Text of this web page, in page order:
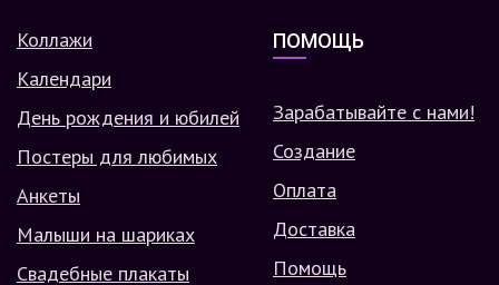
Коллажи
Календари
День рождения и юбилей
Постеры для любимых
Анкеты
Малыши на шариках
Свадебные плакаты
ПОМОЩЬ
Зарабатывайте с нами!
Создание
Оплата
Доставка
Помощь